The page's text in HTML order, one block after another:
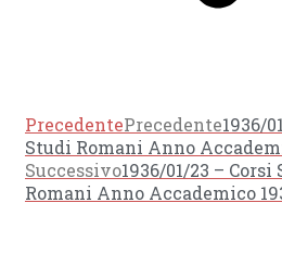
PrecedentePrecedente1936/
Studi Romani Anno
Successivo1936/01/23 –
Romani Anno Accademico